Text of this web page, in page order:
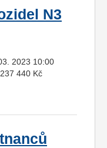
N3
2023 10:00
440 Kč